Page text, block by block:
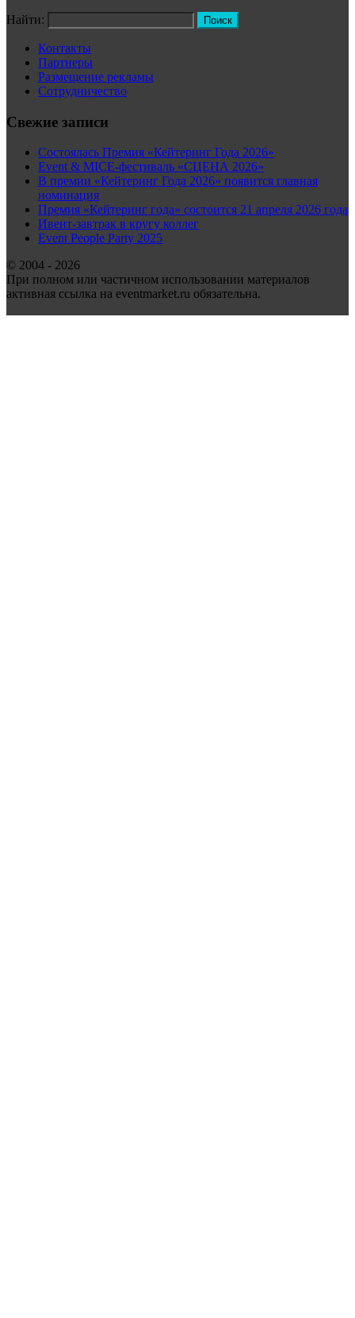
Найти:
Контакты
Партнеры
Размещение рекламы
Сотрудничество
Свежие записи
Состоялась Премия «Кейтеринг Года 2026»
Event & MICE-фестиваль «СЦЕНА 2026»
В премии «Кейтеринг Года 2026» появится главная
номинация
Премия «Кейтеринг года» состоится 21 апреля 2026 года
Ивент-завтрак в кругу коллег
Event People Party 2025
© 2004 - 2026
При полном или частичном использовании материалов
активная ссылка на eventmarket.ru обязательна.